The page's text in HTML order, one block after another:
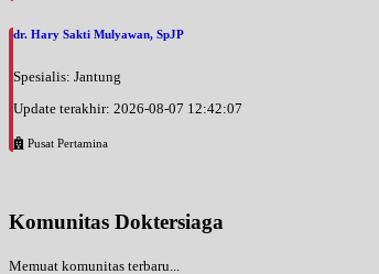
dr. Hary Sakti Mulyawan, SpJP
Spesialis: Jantung
Update terakhir: 2026-08-07 12:42:07
Pusat Pertamina
Komunitas Doktersiaga
Memuat komunitas terbaru...